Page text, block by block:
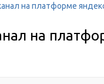
на платформе
на